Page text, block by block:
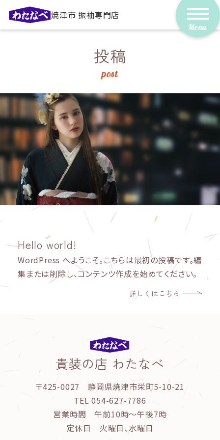
焼津市 振袖専門店
投稿
Hello world!
WordPress へようこそ。こちらは最初の投稿です。編
集または削除し、コンテンツ作成を始めてください。
詳しくはこちら
貴装の店 わたなべ
〒425-0027 静岡県焼津市栄町5-10-21
TEL 054-627-7786
営業時間 午前10時～午後7時
定休日 火曜日、水曜日